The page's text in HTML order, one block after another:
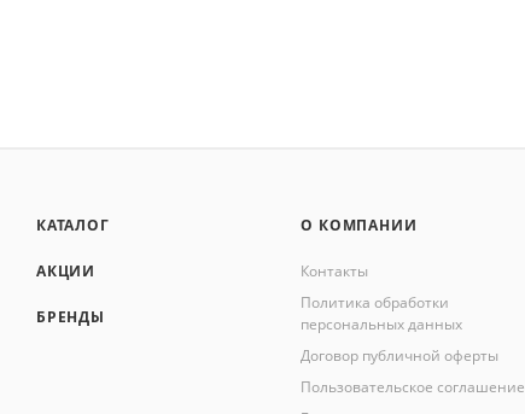
КАТАЛОГ
АКЦИИ
БРЕНДЫ
О КОМПАНИИ
Контакты
Политика обработки
персональных данных
Договор публичной оферты
Пользовательское соглашение